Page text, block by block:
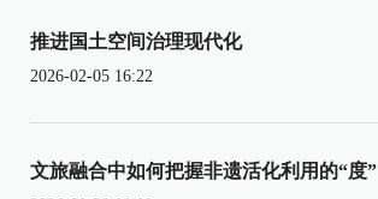
推进国土空间治理现代化
2026-02-05 16:22
文旅融合中如何把握非遗活化利用的“度”